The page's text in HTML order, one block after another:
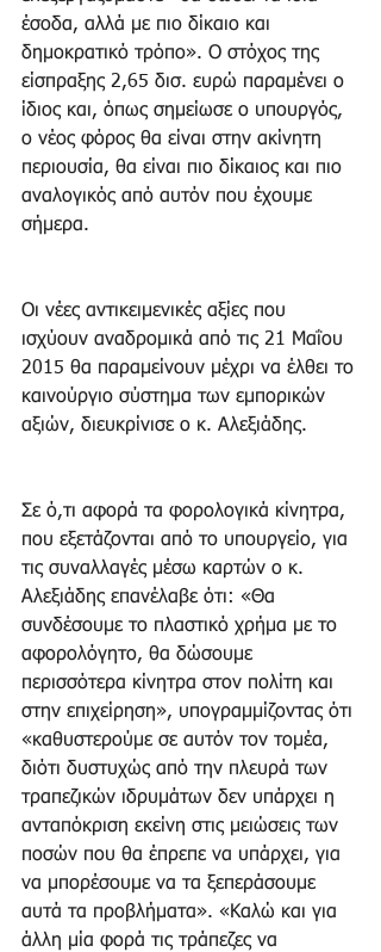
έσοδα, αλλά με πιο δίκαιο και
δημοκρατικό τρόπο». Ο στόχος της
είσπραξης 2,65 δισ. ευρώ παραμένει ο
ίδιος και, όπως σημείωσε ο υπουργός,
ο νέος φόρος θα είναι στην ακίνητη
περιουσία, θα είναι πιο δίκαιος και πιο
αναλογικός από αυτόν που έχουμε
σήμερα.
Οι νέες αντικειμενικές αξίες που
ισχύουν αναδρομικά από τις 21 Μαΐου
2015 θα παραμείνουν μέχρι να έλθει το
καινούργιο σύστημα των εμπορικών
αξιών, διευκρίνισε ο κ. Αλεξιάδης.
Σε ό,τι αφορά τα φορολογικά κίνητρα,
που εξετάζονται από το υπουργείο, για
τις συναλλαγές μέσω καρτών ο κ.
Αλεξιάδης επανέλαβε ότι: «Θα
συνδέσουμε το πλαστικό χρήμα με το
αφορολόγητο, θα δώσουμε
περισσότερα κίνητρα στον πολίτη και
στην επιχείρηση», υπογραμμίζοντας ότι
«καθυστερούμε σε αυτόν τον τομέα,
διότι δυστυχώς από την πλευρά των
τραπεζικών ιδρυμάτων δεν υπάρχει η
ανταπόκριση εκείνη στις μειώσεις των
ποσών που θα έπρεπε να υπάρχει, για
να μπορέσουμε να τα ξεπεράσουμε
αυτά τα προβλήματα». «Καλώ και για
άλλη μία φορά τις τράπεζες να